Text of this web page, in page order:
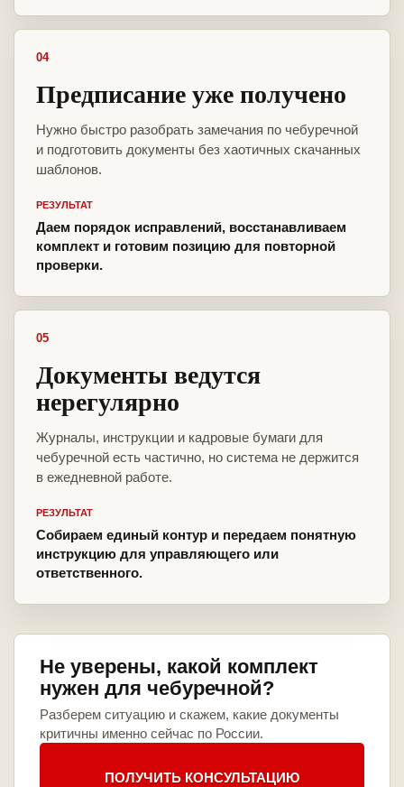
04
Предписание уже получено
Нужно быстро разобрать замечания по чебуречной
и подготовить документы без хаотичных скачанных
шаблонов.
РЕЗУЛЬТАТ
Даем порядок исправлений, восстанавливаем
комплект и готовим позицию для повторной
проверки.
05
Документы ведутся
нерегулярно
Журналы, инструкции и кадровые бумаги для
чебуречной есть частично, но система не держится
в ежедневной работе.
РЕЗУЛЬТАТ
Собираем единый контур и передаем понятную
инструкцию для управляющего или
ответственного.
Не уверены, какой комплект
нужен для чебуречной?
Разберем ситуацию и скажем, какие документы
критичны именно сейчас по России.
ПОЛУЧИТЬ КОНСУЛЬТАЦИЮ